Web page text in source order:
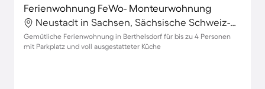
Ferienwohnung FeWo- Monteurwohnung
Neustadt in Sachsen, Sächsische Schweiz-Osterzgebirge, Deutschland
Gemütliche Ferienwohnung in Berthelsdorf für bis zu 4 Personen
mit Parkplatz und voll ausgestatteter Küche